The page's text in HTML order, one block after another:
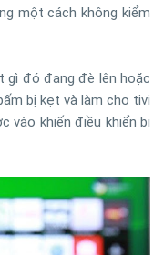
một cách không kiểm
gì đó đang đè lên hoặc
bị kẹt và làm cho tivi
vào khiến điều khiển bị